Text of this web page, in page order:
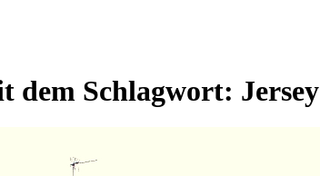
dem Schlagwort: Jersey